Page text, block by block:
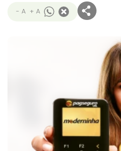
- A + A